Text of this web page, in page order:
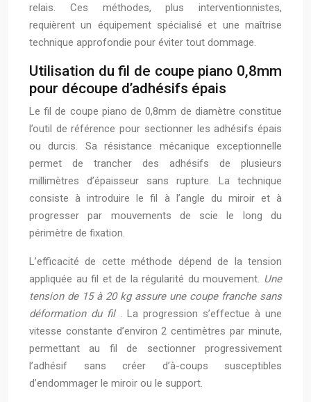
relais. Ces méthodes, plus interventionnistes,
requièrent un équipement spécialisé et une maîtrise
technique approfondie pour éviter tout dommage.
Utilisation du fil de coupe piano 0,8mm
pour découpe d’adhésifs épais
Le fil de coupe piano de 0,8mm de diamètre constitue
l’outil de référence pour sectionner les adhésifs épais
ou durcis. Sa résistance mécanique exceptionnelle
permet de trancher des adhésifs de plusieurs
millimètres d’épaisseur sans rupture. La technique
consiste à introduire le fil à l’angle du miroir et à
progresser par mouvements de scie le long du
périmètre de fixation.
L’efficacité de cette méthode dépend de la tension
appliquée au fil et de la régularité du mouvement. Une
tension de 15 à 20 kg assure une coupe franche sans
déformation du fil
. La progression s’effectue à une
vitesse constante d’environ 2 centimètres par minute,
permettant au fil de sectionner progressivement
l’adhésif sans créer d’à-coups susceptibles
d’endommager le miroir ou le support.